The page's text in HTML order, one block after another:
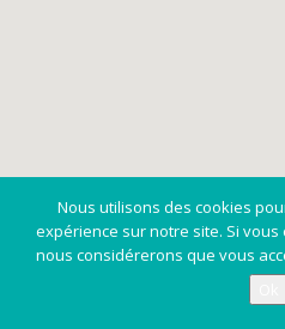
Nous utilisons des cookies
expérience sur notre site. Si
nous considérerons que vous